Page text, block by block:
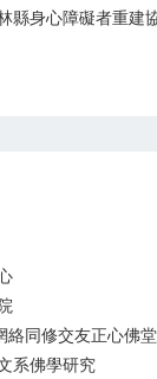
縣身心障礙者重建
同修交友正心佛
系佛學研究